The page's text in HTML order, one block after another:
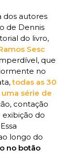
dos autores
de Dennis
do livro,
Sesc
que
no
todas as 30
série de
contação
do
longo do
no botão